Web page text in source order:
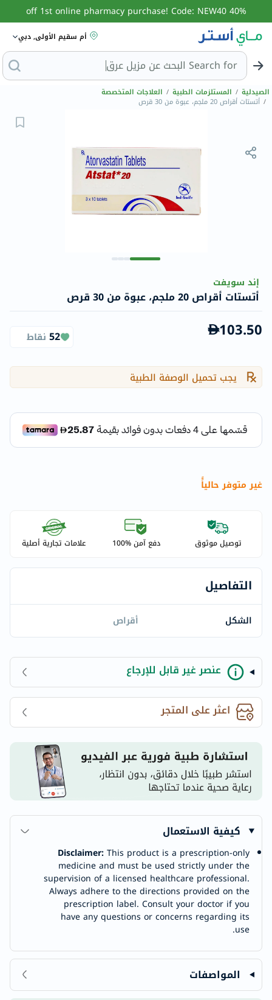
40% off 1st online pharmacy purchase! Code: NEW40
أم سقيم الأولى, دبي
Search for البحث عن
الصيدلية / المستلزمات الطبية / العلاجات المتخصصة
/ أتستات أقراص 20 ملجم، عبوة من 30 قرص
إند سويفت
أتستات أقراص 20 ملجم، عبوة من 30 قرص
103.50
52 نقاط
يجب تحميل الوصفة الطبية
غير متوفر حالياًً
توصيل موثوق دفع آمن %100 علامات تجارية أصلية
التفاصيل
الشكل أقراص
عنصر غير قابل للإرجاع
اعثر على المتجر
كيفية الاستعمال
Disclaimer:This product is a prescription-only
medicine and must be used strictly under the
supervision of a licensed healthcare professional.
Always adhere to the directions provided on the
prescription label. Consult your doctor if you
have any questions or concerns regarding its
use.
المواصفات